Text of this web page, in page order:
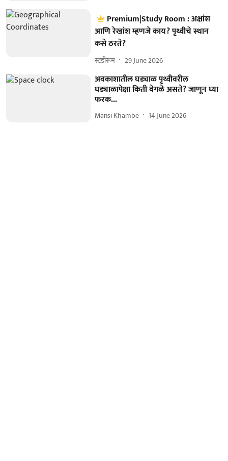
Premium|Study Room : अक्षांश
आणि रेखांश म्हणजे काय? पृथ्वीचे स्थान
कसे ठरते?
स्टडीरूम 29 June 2026
अवकाशातील घड्याळ पृथ्वीवरील
घड्याळापेक्षा किती वेगळे असते? जाणून घ्या
फरक...
Mansi Khambe 14 June 2026